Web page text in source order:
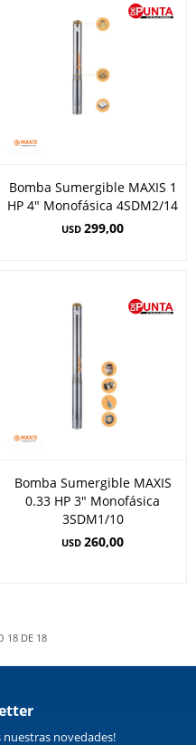
Bomba Sumergible MAXIS 1
HP 4" Monofásica 4SDM2/14
USD 299,00
Bomba Sumergible MAXIS
0.33 HP 3" Monofásica
3SDM1/10
USD 260,00
18DE 18
nuestras novedades!